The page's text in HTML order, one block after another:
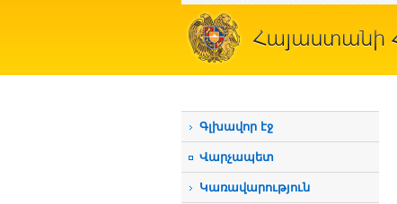
Գլխավոր էջ
Վարչապետ
Կառավարություն